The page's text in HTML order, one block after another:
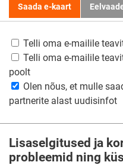
Saada e-kaart
Telli oma e-mailile
Telli oma e-mailile
poolt
Olen nõus, et mulle
partnerite alast uudisinfot
Lisaselgitused ja
probleemid ning